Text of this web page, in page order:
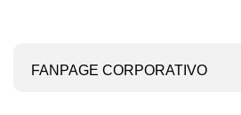
FANPAGE CORPORATIVO